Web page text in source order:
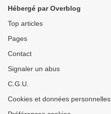
Hébergé par Overblog
Top articles
Pages
Contact
Signaler un abus
C.G.U.
Cookies et données personnelles